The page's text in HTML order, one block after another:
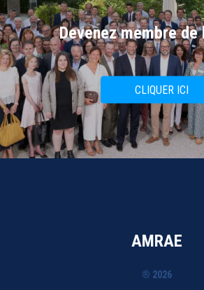
Devenez membre de
CLIQUER ICI
AMRAE
® 2026